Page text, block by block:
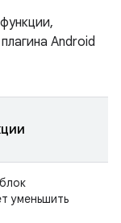
Android
уменьшить